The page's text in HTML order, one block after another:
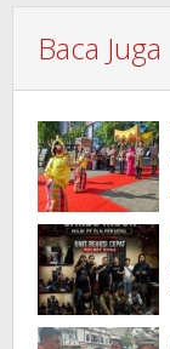
Baca Juga